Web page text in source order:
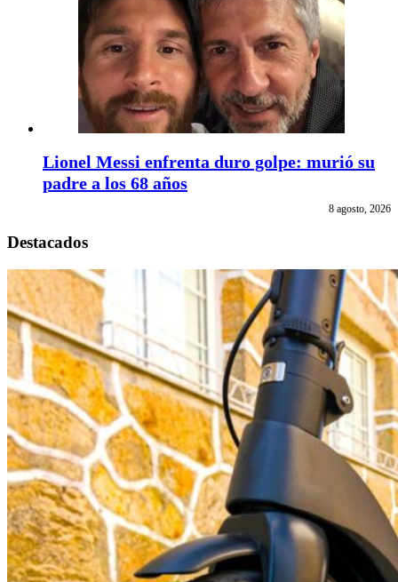
Lionel Messi enfrenta duro golpe: murió su
padre a los 68 años
8 agosto, 2026
Destacados